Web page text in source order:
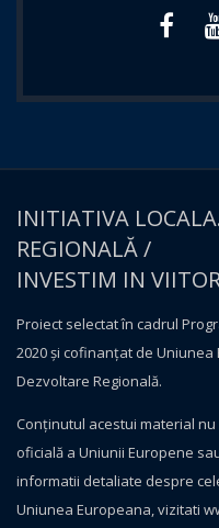
INITIATIVA
REGIONALĂ /
INVESTIM IN
Proiect selectat în cadrul
2020 și cofinanțat de
Dezvoltare Regională.
Conţinutul acestui material
oficială a Uniunii Europene
informatii detaliate despre
Uniunea Europeana, vizitati